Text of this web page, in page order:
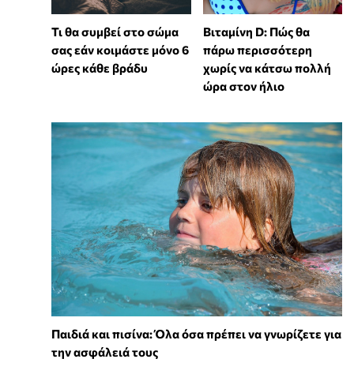
Τι θα συμβεί στο σώμα
σας εάν κοιμάστε μόνο 6
ώρες κάθε βράδυ
Βιταμίνη D: Πώς θα
πάρω περισσότερη
χωρίς να κάτσω πολλή
ώρα στον ήλιο
Παιδιά και πισίνα: Όλα όσα πρέπει να γνωρίζετε για
την ασφάλειά τους